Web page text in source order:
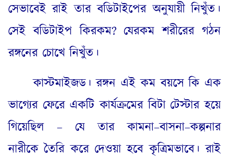
সেভাবেই রাই তার বডিটাইপের অনুযায়ী নিখুঁত।
সেই বডিটাইপ কিরকম?যেরকম শরীরের গঠন
রঙ্গনের চোখে নিখুঁত।
কাস্টমাইজড। রঙ্গন এই কম বয়সে কি এক
ভাগ্যের ফেরে একটি কার্যক্রমের বিটা টেস্টার হয়ে
গিয়েছিল – যে তার কামনা–বাসনা–কল্পনার
নারীকে তৈরি করে দেওয়া হবে কৃত্রিমভাবে। রাই